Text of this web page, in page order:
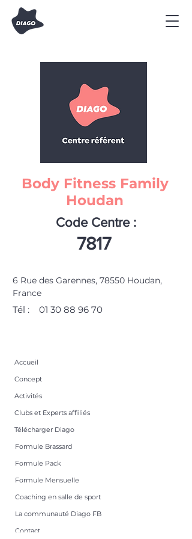
Body Fitness Family
Houdan
Code Centre :
7817
6 Rue des Garennes, 78550 Houdan,
France
Tél : 01 30 88 96 70
Accueil
Concept
Activités
Clubs et Experts affiliés
Télécharger Diago
Formule Brassard
Formule Pack
Formule Mensuelle
Coaching en salle de sport
La communauté Diago FB
Contact